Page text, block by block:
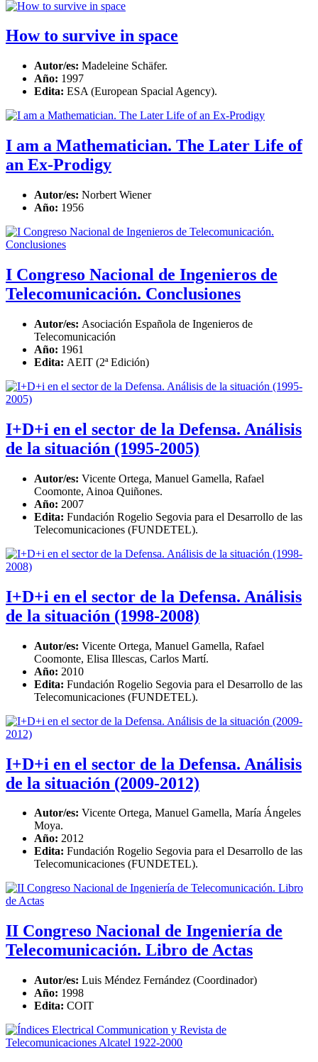
How to survive in space
Autor/es: Madeleine Schäfer.
Año: 1997
Edita: ESA (European Spacial Agency).
I am a Mathematician. The Later Life of
an Ex-Prodigy
Autor/es: Norbert Wiener
Año: 1956
I Congreso Nacional de Ingenieros de
Telecomunicación. Conclusiones
Autor/es: Asociación Española de Ingenieros de
Telecomunicación
Año: 1961
Edita: AEIT (2ª Edición)
I+D+i en el sector de la Defensa. Análisis
de la situación (1995-2005)
Autor/es: Vicente Ortega, Manuel Gamella, Rafael
Coomonte, Ainoa Quiñones.
Año: 2007
Edita: Fundación Rogelio Segovia para el Desarrollo de las
Telecomunicaciones (FUNDETEL).
I+D+i en el sector de la Defensa. Análisis
de la situación (1998-2008)
Autor/es: Vicente Ortega, Manuel Gamella, Rafael
Coomonte, Elisa Illescas, Carlos Martí.
Año: 2010
Edita: Fundación Rogelio Segovia para el Desarrollo de las
Telecomunicaciones (FUNDETEL).
I+D+i en el sector de la Defensa. Análisis
de la situación (2009-2012)
Autor/es: Vicente Ortega, Manuel Gamella, María Ángeles
Moya.
Año: 2012
Edita: Fundación Rogelio Segovia para el Desarrollo de las
Telecomunicaciones (FUNDETEL).
II Congreso Nacional de Ingeniería de
Telecomunicación. Libro de Actas
Autor/es: Luis Méndez Fernández (Coordinador)
Año: 1998
Edita: COIT